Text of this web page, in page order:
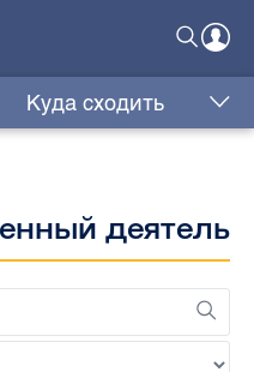
Куда сходить
деятель